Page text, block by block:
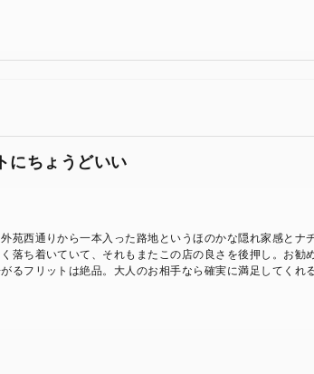
にちょうどいい
苑西通りから一本入った路地というほのかな隠れ家感とナ
落ち着いていて、それもまたこの店の良さを後押し。お勧
るフリットは絶品。大人のお相手なら確実に満足してくれ